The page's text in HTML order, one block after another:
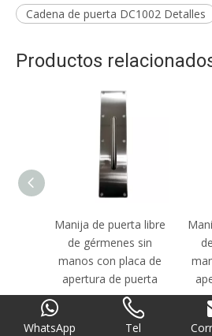
Cadena de puerta DC1002 Detalles
Productos
Manija de puerta libre
de gérmenes sin
manos con placa de
apertura de puerta
de
WhatsApp Tel